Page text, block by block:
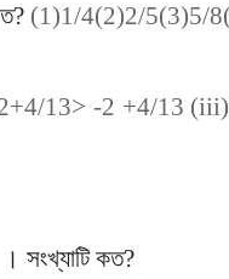
(1)1/4(2)2/5(3)5/
13> -2 +4/13
। সংখ্যাটি কত?